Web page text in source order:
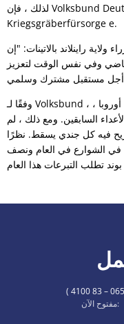
لذلك ، فإن Volksbund Deutsche
Kriegsgräberfürsorge e.
ولاية راينلاند بالاتينات: "إن
وفي نفس الوقت لتعزيز
وفقًا لـ Volksbund ، فهي تحتفظ بأكثر من 2.8 مليون مقبرة في أوروبا ،
السابقين. ومع ذلك ، لم
فيه كل جندي يسقط. نظرًا
في الشوارع في العام ونصف
)
الإغلاق الإضافية
مفتوح الآن: